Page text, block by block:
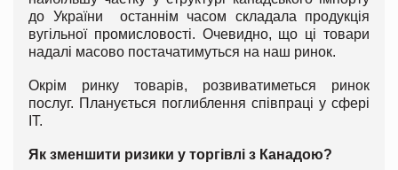
до України останнім часом складала продукція
вугільної промисловості. Очевидно, що ці товари
надалі масово постачатимуться на наш ринок.
Окрім ринку товарів, розвиватиметься ринок
послуг. Планується поглиблення співпраці у сфері
ІТ.
Як зменшити ризики у торгівлі з Канадою?